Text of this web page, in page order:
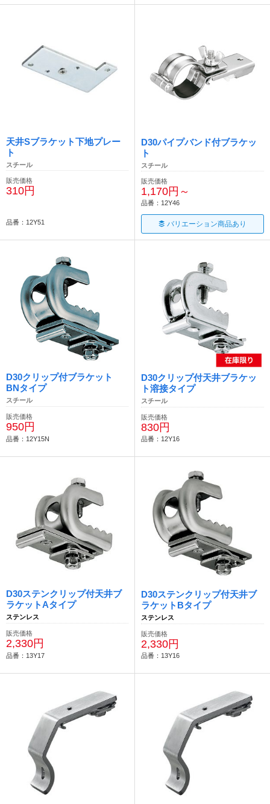
天井Sブラケット下地プレー
ト
スチール
販売価格
310円
品番：12Y51
D30パイプバンド付ブラケッ
ト
スチール
販売価格
1,170円～
品番：12Y46
バリエーション商品あり
D30クリップ付ブラケット
BNタイプ
スチール
販売価格
950円
品番：12Y15N
D30クリップ付天井ブラケッ
ト溶接タイプ
スチール
販売価格
830円
品番：12Y16
D30ステンクリップ付天井ブ
ラケットAタイプ
ステンレス
販売価格
2,330円
品番：13Y17
D30ステンクリップ付天井ブ
ラケットBタイプ
ステンレス
販売価格
2,330円
品番：13Y16